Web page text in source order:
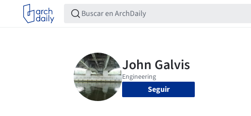
Seguir